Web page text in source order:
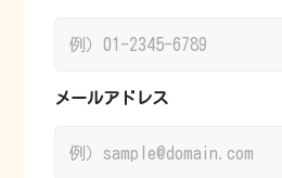
メールアドレス